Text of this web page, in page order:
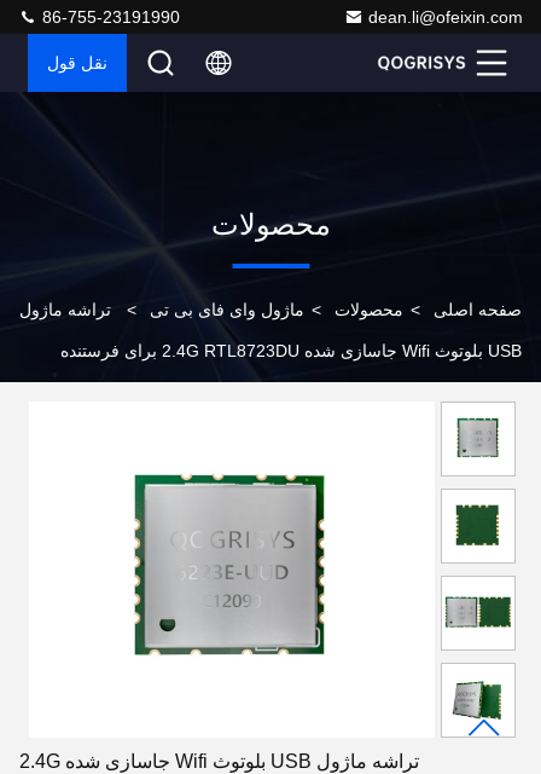
dean.li@ofeixin.com
86-755-23191990
نقل قول
محصولات
صفحه اصلی > محصولات > ماژول وای فای بی تی > تراشه ماژول
USB بلوتوث Wifi جاسازی شده 2.4G RTL8723DU برای فرستنده
تراشه ماژول USB بلوتوث Wifi جاسازی شده 2.4G